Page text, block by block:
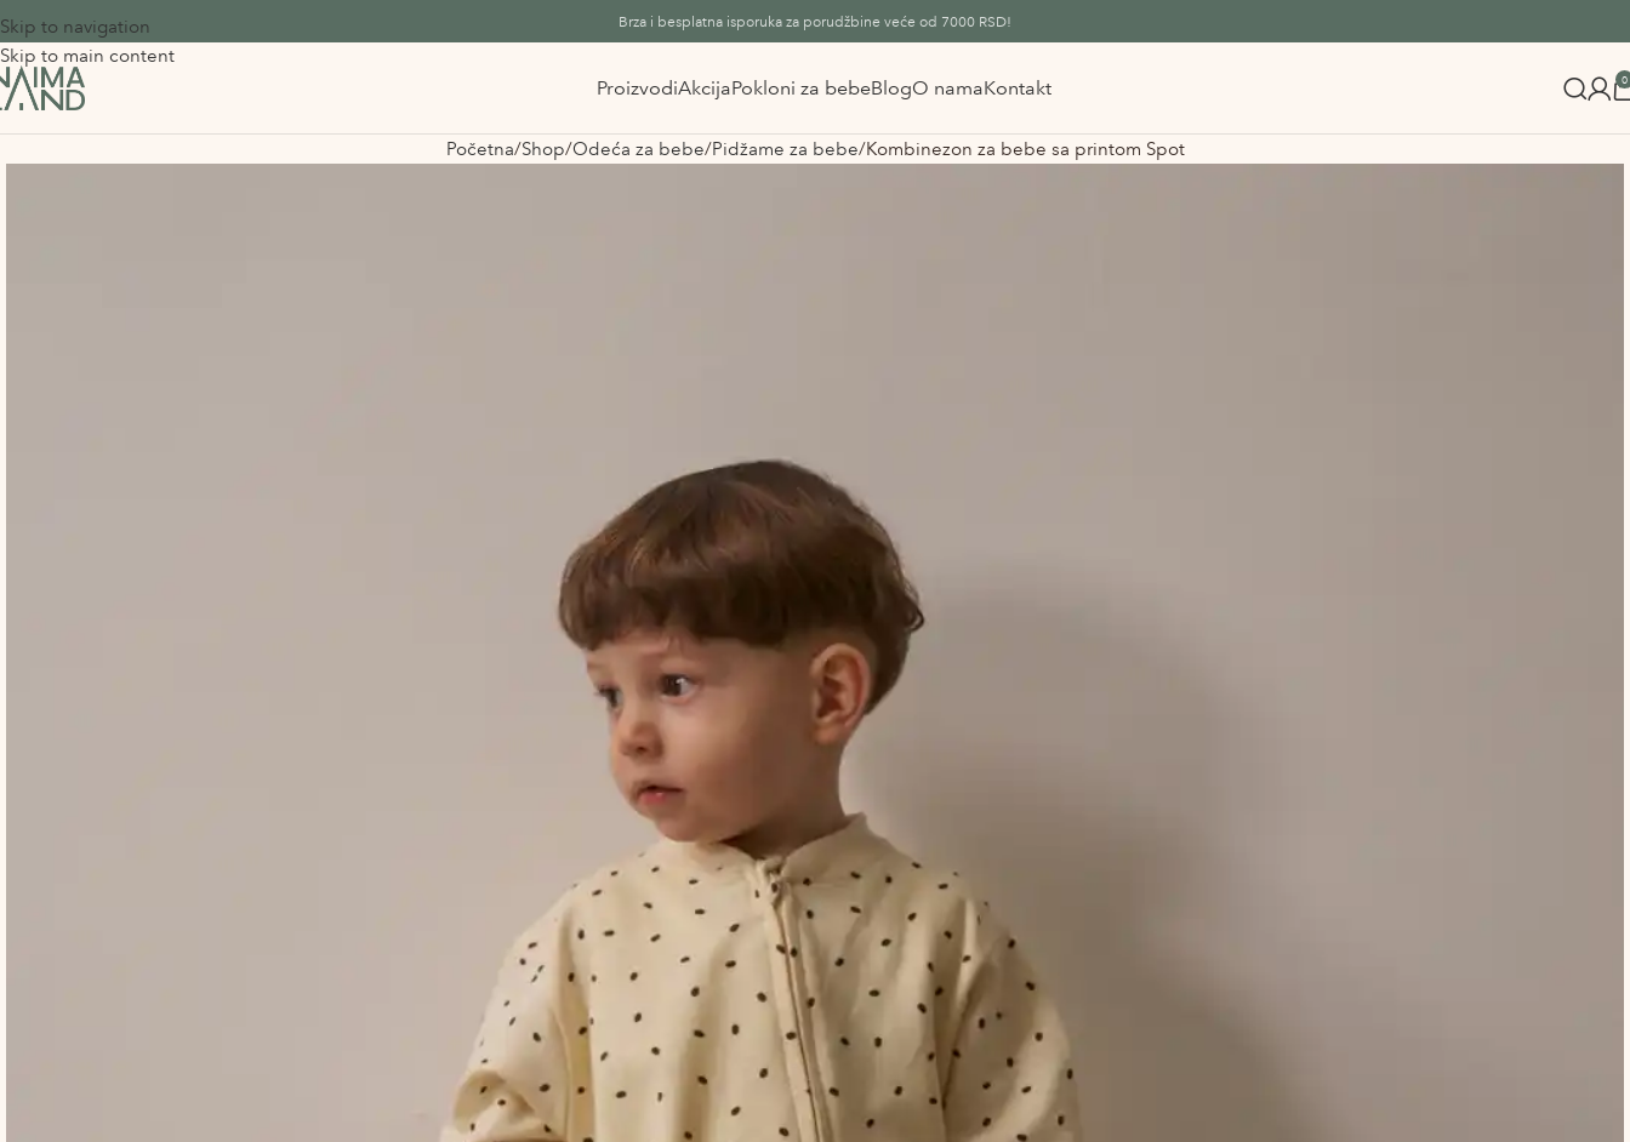
Skip to navigation
Skip to main content
Brza i besplatna isporuka za porudžbine veće od 7000 RSD!
ProizvodiAkcijaPokloni za bebeBlogO namaKontakt 0
Početna Shop Odeća za bebe Pidžame za bebe Kombinezon za bebe sa printom Spot